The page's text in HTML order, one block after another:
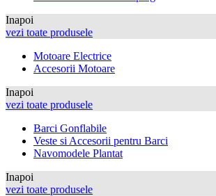
Inapoi
vezi toate produsele
Motoare Electrice
Accesorii Motoare
Inapoi
vezi toate produsele
Barci Gonflabile
Veste si Accesorii pentru Barci
Navomodele Plantat
Inapoi
vezi toate produsele